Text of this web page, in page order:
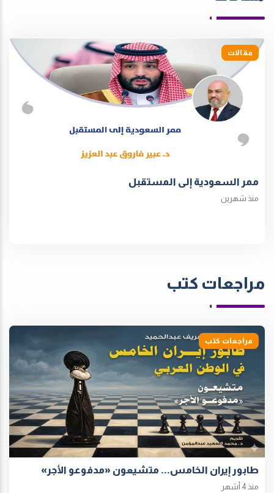
مقالات
ممر السعودية إلى المستقبل
منذ شهرين
مراجعات كتب
مراجعات كتب
طابور إيران الخامس... متشيعون «مدفوعو الأجر»
منذ 4 أشهر